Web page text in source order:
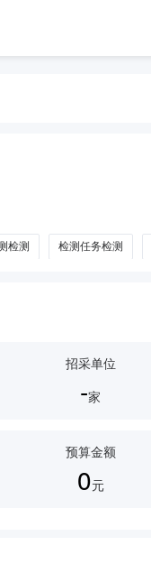
检测 检测任务检测
招采单位
-家
预算金额
0元